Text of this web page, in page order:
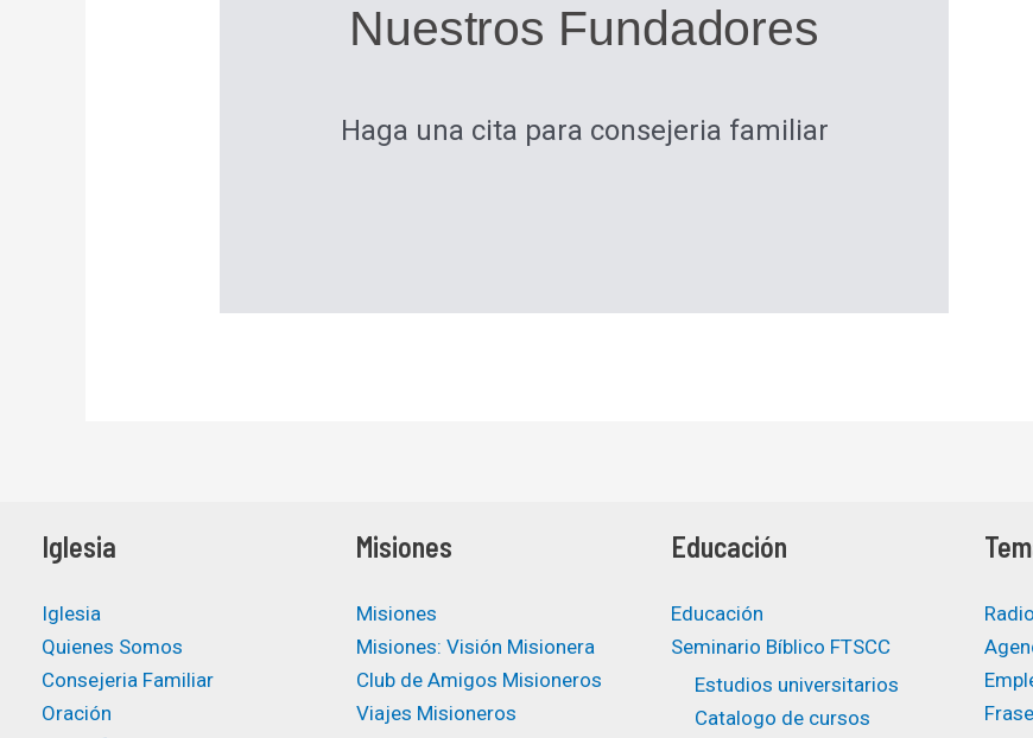
Nuestros Fundadores
Haga una cita para consejeria familiar
Iglesia
Iglesia
Quienes Somos
Consejeria Familiar
Oración
Misiones
Misiones
Misiones: Visión Misionera
Club de Amigos Misioneros
Viajes Misioneros
Educación
Educación
Seminario Bíblico FTSCC
Estudios universitarios ​
Catalogo de cursos